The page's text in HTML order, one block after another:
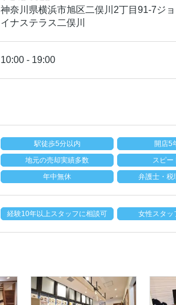
神奈川県横浜市旭区二俣川2丁目91-7ジョ
イナステラス二俣川
10:00 - 19:00
駅徒歩5分以内 開店5
地元の売却実績多数
スピー
年中無休
弁護士・税
経験10年以上スタッフに相談可 女性スタッ